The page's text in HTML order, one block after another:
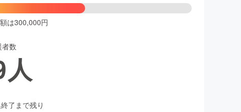
ケア
は300,000円
数
人
了まで残り